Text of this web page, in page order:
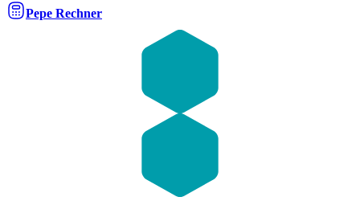
Pepe Rechner